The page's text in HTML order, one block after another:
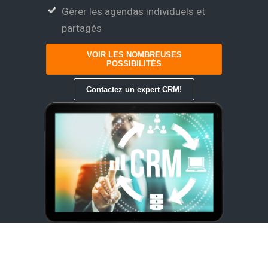
Gérer les agendas individuels et
partagés
VOIR LES NOMBREUSES
POSSIBILITÉS
Contactez un expert CRM!